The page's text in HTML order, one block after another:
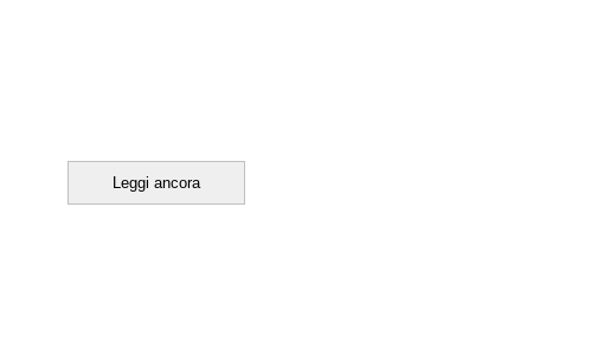
Leggi ancora